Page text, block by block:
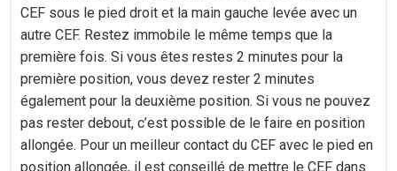
CEF sous le pied droit et la main gauche levée avec un
autre CEF. Restez immobile le même temps que la
première fois. Si vous êtes restes 2 minutes pour la
première position, vous devez rester 2 minutes
également pour la deuxième position. Si vous ne pouvez
pas rester debout, c’est possible de le faire en position
allongée. Pour un meilleur contact du CEF avec le pied en
position allongée, il est conseillé de mettre le CEF dans